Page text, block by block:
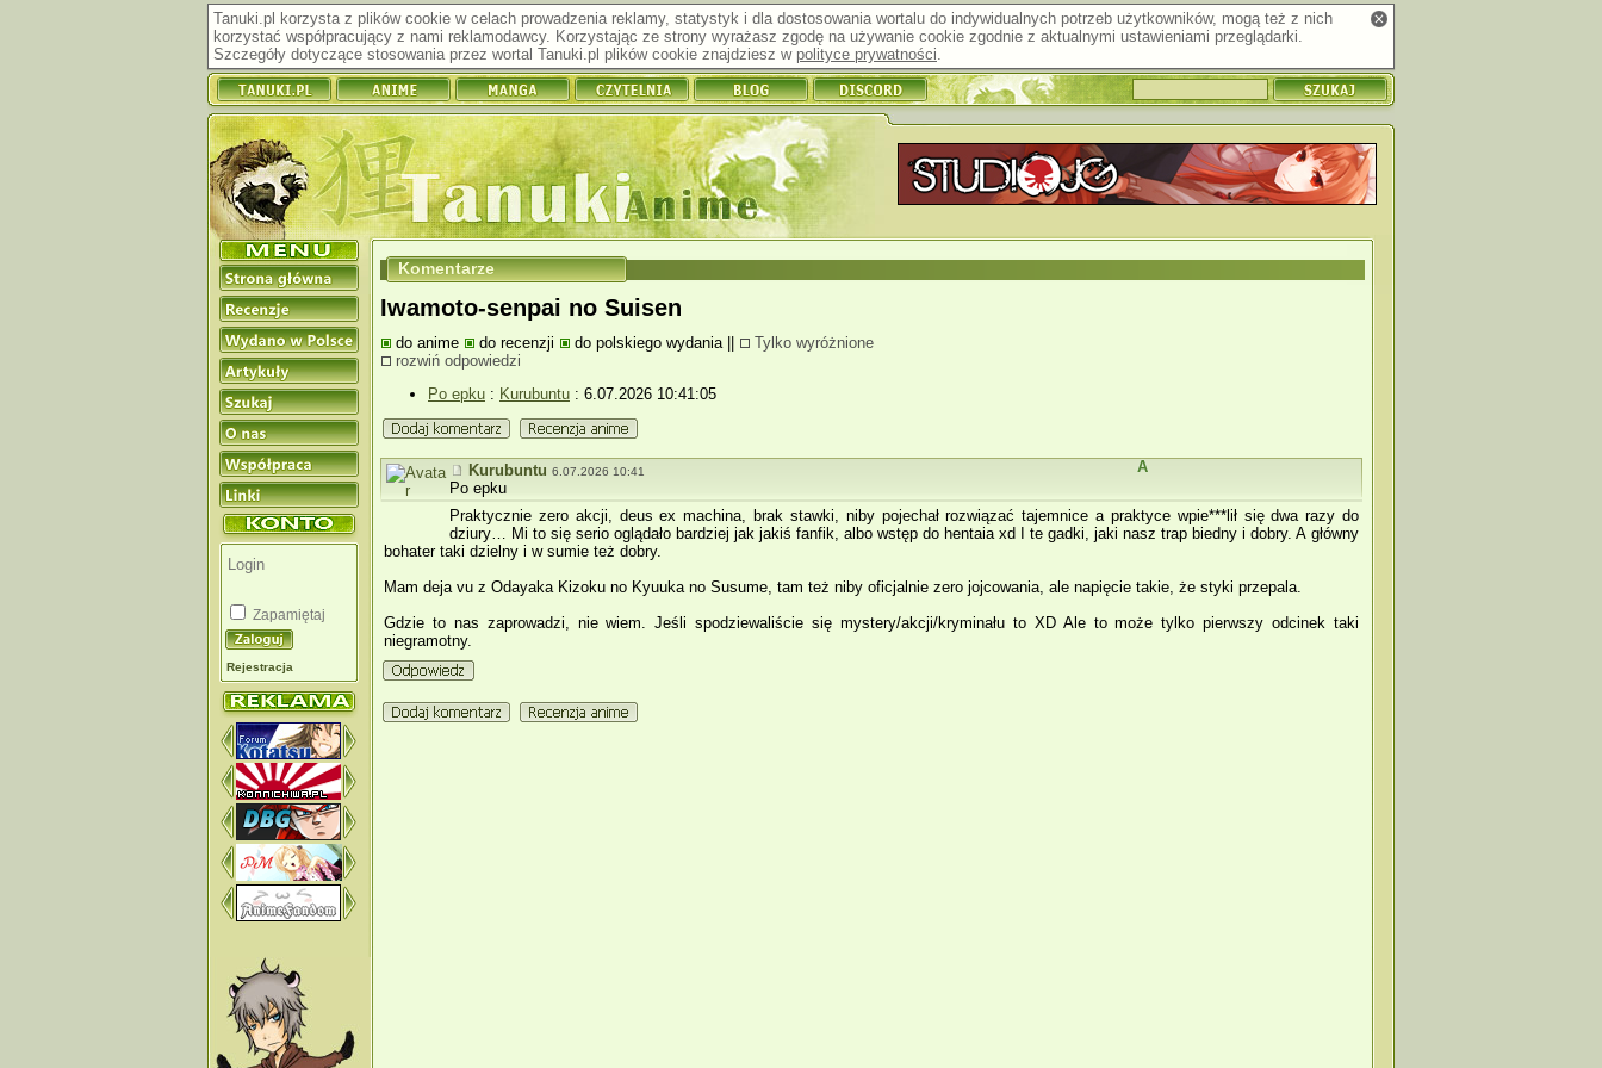
Tanuki.pl korzysta z plików cookie w celach prowadzenia reklamy, statystyk i dla dostosowania wortalu do indywidualnych potrzeb użytkowników, mogą też z nich
korzystać współpracujący z nami reklamodawcy. Korzystając ze strony wyrażasz zgodę na używanie cookie zgodnie z aktualnymi ustawieniami przeglądarki.
Szczegóły dotyczące stosowania przez wortal Tanuki.pl plików cookie znajdziesz w polityce prywatności.
Zapamiętaj
Rejestracja
Komentarze
Iwamoto-senpai no Suisen
do anime do recenzji do polskiego wydania||
Tylko wyróżnione
rozwiń odpowiedzi
Po epku : Kurubuntu : 6.07.2026 10:41:05
A
Kurubuntu 6.07.2026 10:41
Po epku
Praktycznie zero akcji, deus ex machina, brak stawki, niby pojechał rozwiązać tajemnice a praktyce wpie***lił się dwa razy do
dziury… Mi to się serio oglądało bardziej jak jakiś fanfik, albo wstęp do hentaia xd I te gadki, jaki nasz trap biedny i dobry. A główny
bohater taki dzielny i w sumie też dobry.
Mam deja vu z Odayaka Kizoku no Kyuuka no Susume, tam też niby oficjalnie zero jojcowania, ale napięcie takie, że styki przepala.
Gdzie to nas zaprowadzi, nie wiem. Jeśli spodziewaliście się mystery/akcji/kryminału to XD Ale to może tylko pierwszy odcinek taki
niegramotny.